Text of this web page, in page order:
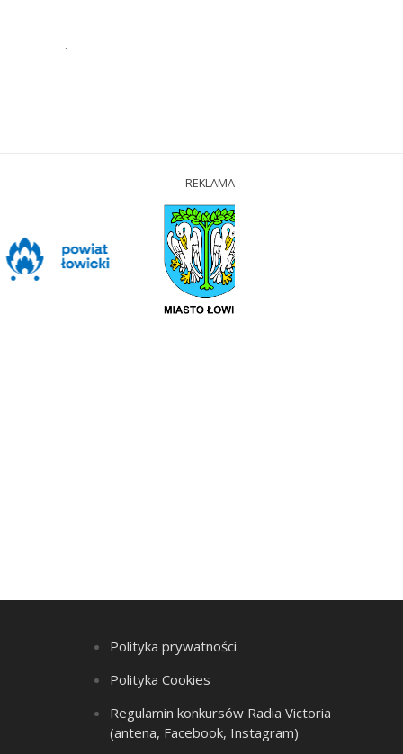
.
REKLAMA
Polityka prywatności
Polityka Cookies
Regulamin konkursów Radia Victoria
(antena, Facebook, Instagram)